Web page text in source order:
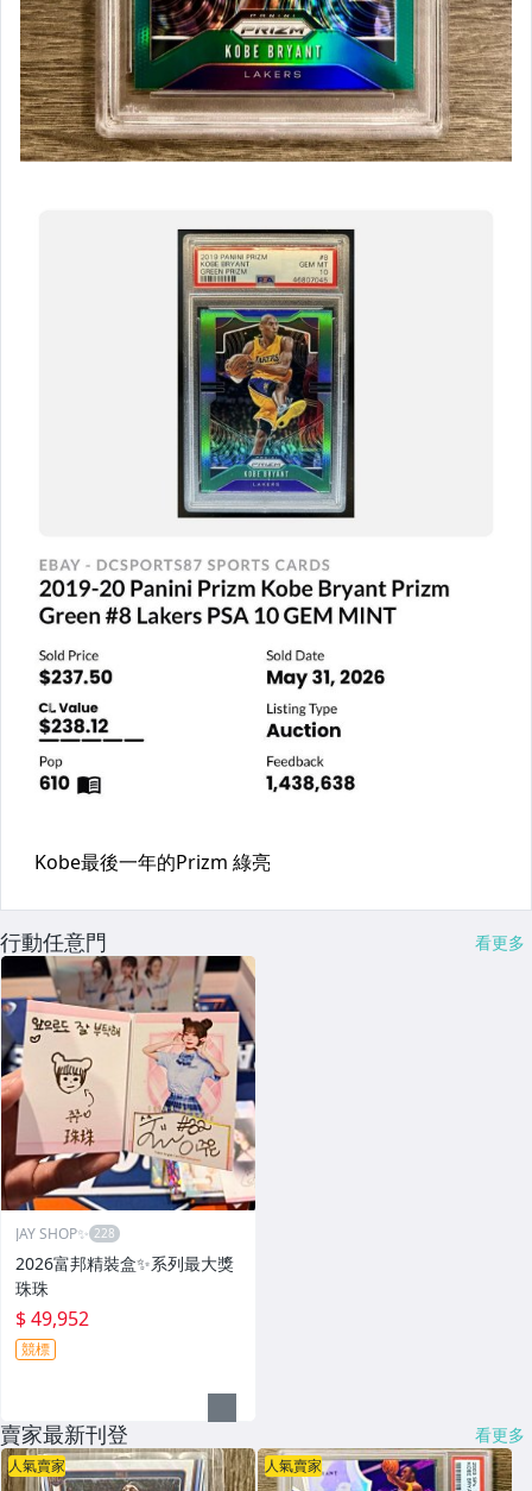
行動任意門 看更多
JAY SHOP✨
2026富邦精裝盒✨系列最大獎
珠珠
$ 49,952
競標
賣家最新刊登 看更多
人氣賣家 人氣賣家